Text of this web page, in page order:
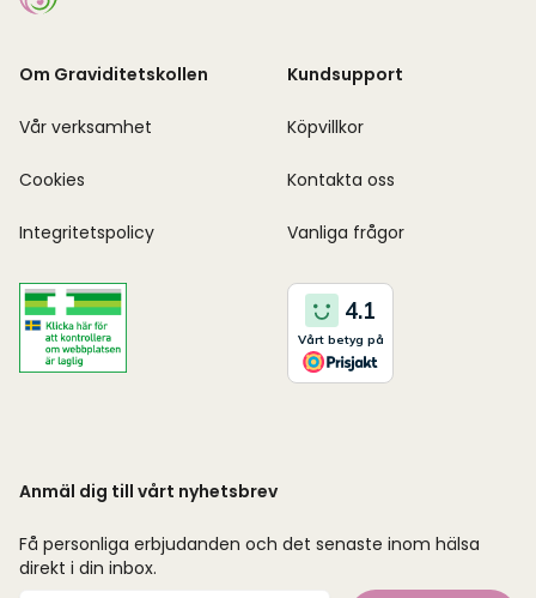
Om Graviditetskollen
Vår verksamhet
Cookies
Integritetspolicy
Kundsupport
Köpvillkor
Kontakta oss
Vanliga frågor
Anmäl dig till vårt nyhetsbrev
Få personliga erbjudanden och det senaste inom hälsa
direkt i din inbox.